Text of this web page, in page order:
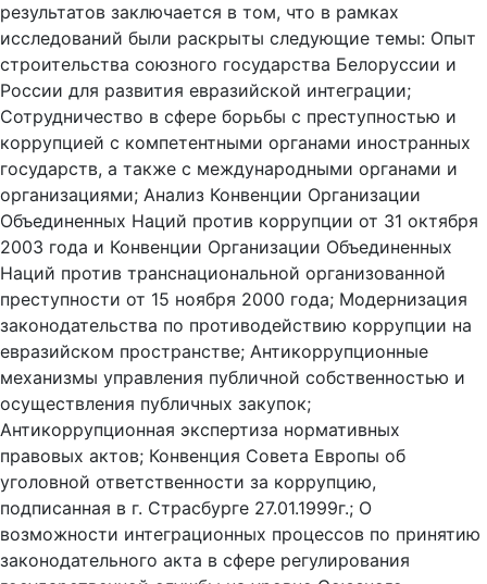
результатов заключается в том, что в рамках
исследований были раскрыты следующие темы: Опыт
строительства союзного государства Белоруссии и
России для развития евразийской интеграции;
Сотрудничество в сфере борьбы с преступностью и
коррупцией с компетентными органами иностранных
государств, а также с международными органами и
организациями; Анализ Конвенции Организации
Объединенных Наций против коррупции от 31 октября
2003 года и Конвенции Организации Объединенных
Наций против транснациональной организованной
преступности от 15 ноября 2000 года; Модернизация
законодательства по противодействию коррупции на
евразийском пространстве; Антикоррупционные
механизмы управления публичной собственностью и
осуществления публичных закупок;
Антикоррупционная экспертиза нормативных
правовых актов; Конвенция Совета Европы об
уголовной ответственности за коррупцию,
подписанная в г. Страсбурге 27.01.1999г.; О
возможности интеграционных процессов по принятию
законодательного акта в сфере регулирования